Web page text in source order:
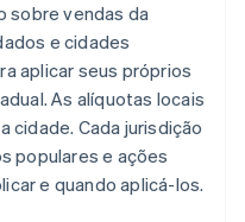
sobre vendas da
e cidades
aplicar seus próprios
As alíquotas locais
cidade. Cada jurisdição
populares e ações
e quando aplicá-los.